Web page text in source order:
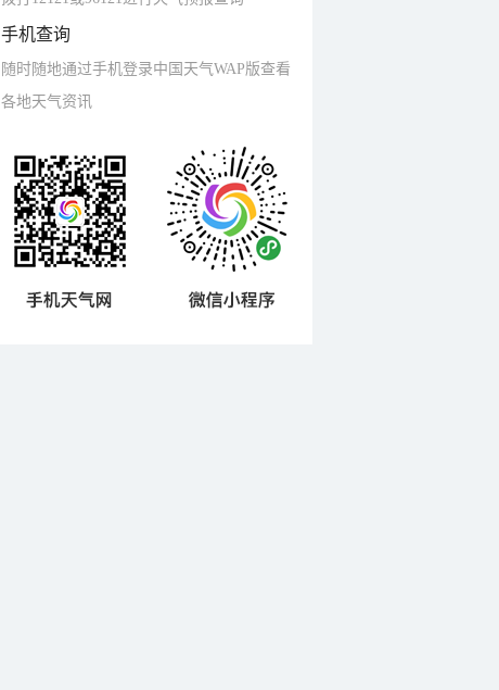
手机查询
随时随地通过手机登录中国天气WAP版查看
各地天气资讯